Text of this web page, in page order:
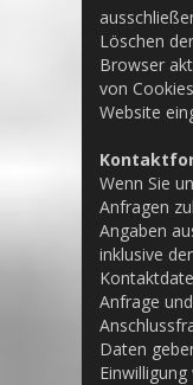
Löschen
Browser
von
Website
Wenn Sie
Anfragen
Angaben
inklusive
Anfrage
Daten
Einwilligung